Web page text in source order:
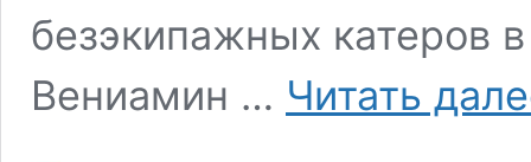
безэкипажных катеров
Вениамин … Читать